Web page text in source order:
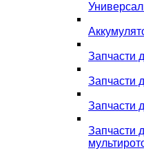
Запчасти
Запчасти
Запчасти
Запчасти